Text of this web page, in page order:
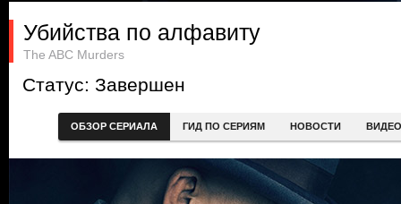
Убийства по алфавиту
The ABC Murders
Статус: Завершен
ОБЗОР СЕРИАЛА ГИД ПО СЕРИЯМ НОВОСТИ ВИДЕО